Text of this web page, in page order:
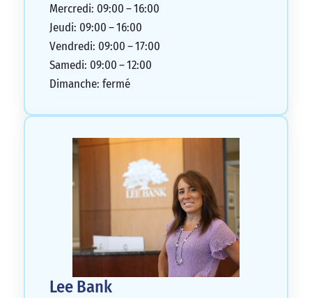
Mercredi: 09:00 – 16:00
Jeudi: 09:00 – 16:00
Vendredi: 09:00 – 17:00
Samedi: 09:00 – 12:00
Dimanche: fermé
Lee Bank